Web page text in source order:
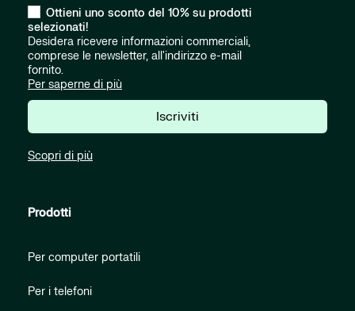
Ottieni uno sconto del 10% su prodotti
selezionati!
Desidera ricevere informazioni commerciali,
comprese le newsletter, all'indirizzo e-mail
fornito.
Per saperne di più
Iscriviti
Scopri di più
Prodotti
Per computer portatili
Per i telefoni